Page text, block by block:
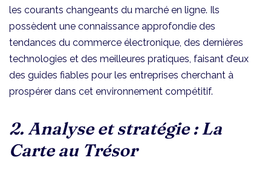
les courants changeants du marché en ligne. Ils
possèdent une connaissance approfondie des
tendances du commerce électronique, des dernières
technologies et des meilleures pratiques, faisant d’eux
des guides fiables pour les entreprises cherchant à
prospérer dans cet environnement compétitif.
2. Analyse et stratégie : La
Carte au Trésor